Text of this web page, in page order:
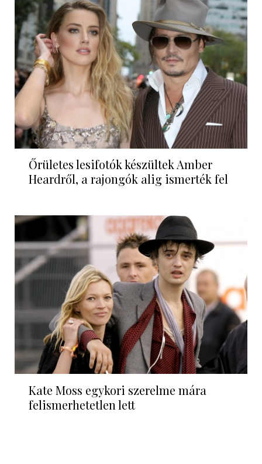
Őrületes lesifotók készültek Amber
Heardről, a rajongók alig ismerték fel
Kate Moss egykori szerelme mára
felismerhetetlen lett